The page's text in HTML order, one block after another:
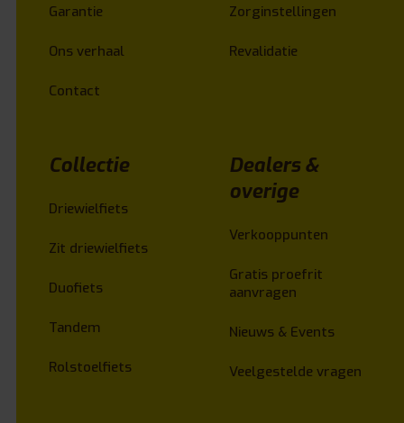
Garantie
Ons verhaal
Contact
Zorginstellingen
Revalidatie
Collectie
Driewielfiets
Zit driewielfiets
Duofiets
Tandem
Rolstoelfiets
Dealers &
overige
Verkooppunten
Gratis proefrit
aanvragen
Nieuws & Events
Veelgestelde vragen